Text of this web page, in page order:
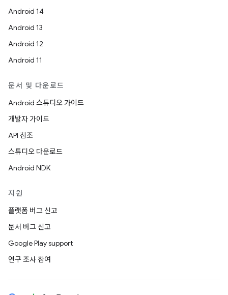
Android 14
Android 13
Android 12
Android 11
문서 및 다운로드
Android 스튜디오 가이드
개발자 가이드
API 참조
스튜디오 다운로드
Android NDK
지원
플랫폼 버그 신고
문서 버그 신고
Google Play support
연구 조사 참여